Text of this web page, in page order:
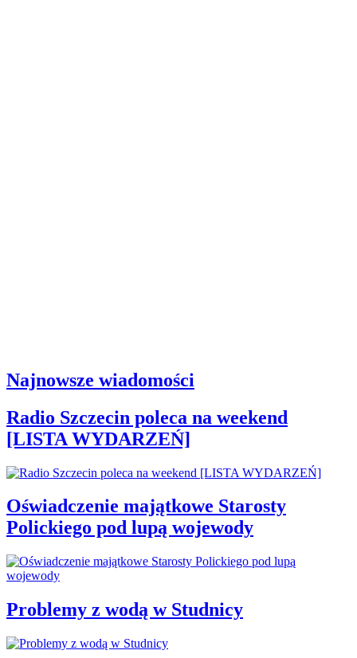
Najnowsze wiadomości
Radio Szczecin poleca na weekend
[LISTA WYDARZEŃ]
Oświadczenie majątkowe Starosty
Polickiego pod lupą wojewody
Problemy z wodą w Studnicy